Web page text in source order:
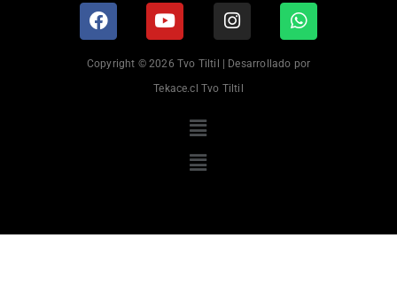
Copyright © 2026 Tvo Tiltil | Desarrollado por
Tekace.cl Tvo Tiltil